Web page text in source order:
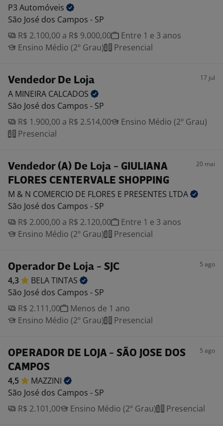
P3 Automóveis
São José dos Campos - SP
R$ 2.100,00 a R$ 9.000,00
Entre 1 e 3 anos
Ensino Médio (2º Grau)
Presencial
Vendedor De Loja 17 jul
A MINEIRA CALCADOS
São José dos Campos - SP
R$ 1.900,00 a R$ 2.514,00
Ensino Médio (2º Grau)
Presencial
Vendedor (A) De Loja - GIULIANA
FLORES CENTERVALE SHOPPING
20 mai
M & N COMERCIO DE FLORES E PRESENTES LTDA
São José dos Campos - SP
R$ 2.000,00 a R$ 2.120,00
Entre 1 e 3 anos
Ensino Médio (2º Grau)
Presencial
Operador De Loja - SJC 5 ago
4,3 BELATINTAS
São José dos Campos - SP
R$ 2.111,00
Menos de 1 ano
Ensino Médio (2º Grau)
Presencial
OPERADOR DE LOJA - SÃO JOSE DOS
CAMPOS
5 ago
4,5
MAZZINI
São José dos Campos - SP
R$ 2.101,00
Ensino Médio (2º Grau) Presencial